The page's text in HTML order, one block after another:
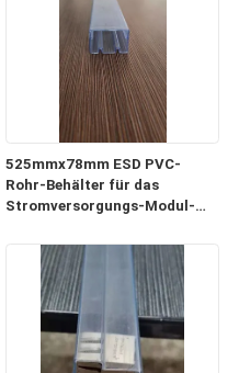
525mmx78mm ESD PVC-
Rohr-Behälter für das
Stromversorgungs-Modul-